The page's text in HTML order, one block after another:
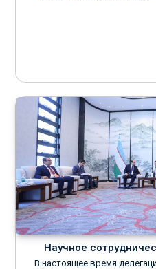
Научное
В настоящее время